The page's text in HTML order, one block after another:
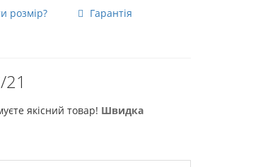
розмір? Гарантія
якісний товар! Швидка